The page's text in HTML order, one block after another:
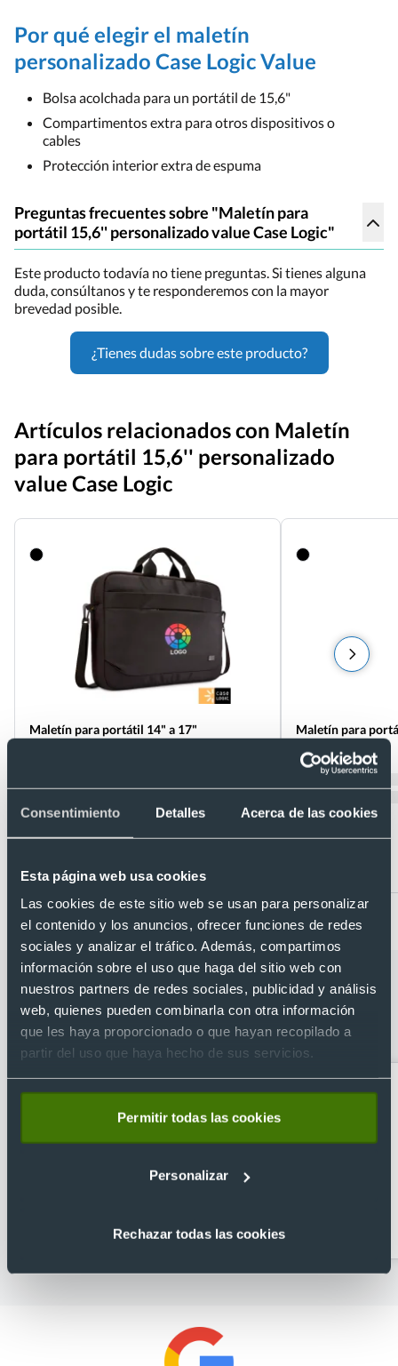
Consentimiento Detalles Acerca de las cookies
Esta página web usa cookies
Las cookies de este sitio web se usan para personalizar
el contenido y los anuncios, ofrecer funciones de redes
sociales y analizar el tráfico. Además, compartimos
información sobre el uso que haga del sitio web con
nuestros partners de redes sociales, publicidad y análisis
web, quienes pueden combinarla con otra información
que les haya proporcionado o que hayan recopilado a
partir del uso que haya hecho de sus servicios.
Permitir todas las cookies
Personalizar
Rechazar todas las cookies
Por qué elegir el maletín
personalizado Case Logic Value
Bolsa acolchada para un portátil de 15,6"
Compartimentos extra para otros dispositivos o
cables
Protección interior extra de espuma
Preguntas frecuentes sobre "Maletín para
portátil 15,6'' personalizado value Case Logic"
Este producto todavía no tiene preguntas. Si tienes alguna
duda, consúltanos y te responderemos con la mayor
brevedad posible.
¿Tienes dudas sobre este producto?
Artículos relacionados con Maletín
para portátil 15,6'' personalizado
value Case Logic
Maletín para portátil 14" a 17"
Desde 23,62 €
Maletín para
Recíbelo
Categorías relacionadas con Maletín
para portátil 15,6'' personalizado
value Case Logic
personalizadas